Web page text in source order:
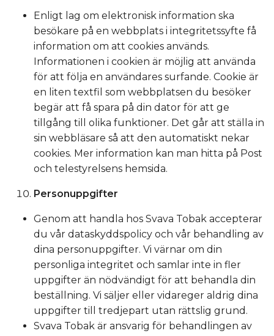
Enligt lag om elektronisk information ska
besökare på en webbplats i integritetssyfte få
information om att cookies används.
Informationen i cookien är möjlig att använda
för att följa en användares surfande. Cookie är
en liten textfil som webbplatsen du besöker
begär att få spara på din dator för att ge
tillgång till olika funktioner. Det går att ställa in
sin webbläsare så att den automatiskt nekar
cookies. Mer information kan man hitta på Post
och telestyrelsens hemsida.
Personuppgifter
Genom att handla hos Svava Tobak accepterar
du vår dataskyddspolicy och vår behandling av
dina personuppgifter. Vi värnar om din
personliga integritet och samlar inte in fler
uppgifter än nödvändigt för att behandla din
beställning. Vi säljer eller vidareger aldrig dina
uppgifter till tredjepart utan rättslig grund.
Svava Tobak är ansvarig för behandlingen av